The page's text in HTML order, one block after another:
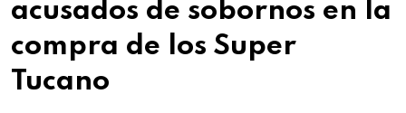
acusados de sobornos en la
compra de los Super
Tucano